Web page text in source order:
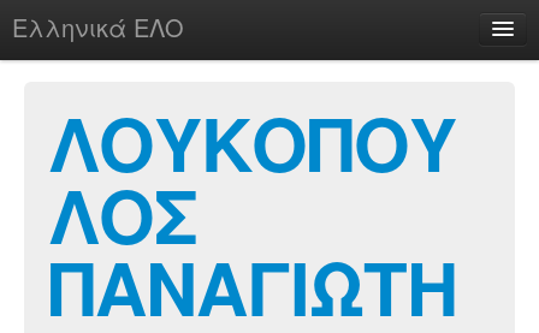
Ελληνικά ΕΛΟ
chesstu.be @ discord
Login
ΛΟΥΚΟΠΟΥ
ΛΟΣ
ΠΑΝΑΓΙΩΤΗ